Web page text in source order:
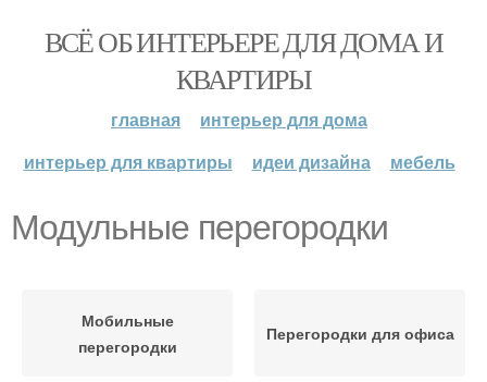
ВСЁ ОБ ИНТЕРЬЕРЕ ДЛЯ ДОМА И
КВАРТИРЫ
главная
интерьер для дома
интерьер для квартиры
идеи дизайна мебель
Модульные перегородки
Мобильные
перегородки
Перегородки для офиса